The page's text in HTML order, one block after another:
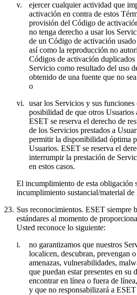
v.
ejercer cualquier actividad que
activación en contra de estos
provisión del Código de
no tenga derecho a usar los
de un Código de activación
así como la reproducción no
Códigos de activación duplicados
Servicio como resultado del uso
obtenido de una fuente que no
o
vi. usar los Servicios y sus
posibilidad de que otros Usuarios
ESET se reserva el derecho de
de los Servicios prestados a
permitir la disponibilidad óptima
Usuarios. ESET se reserva el
interrumpir la prestación de
en estos casos.
El incumplimiento de esta obligación
incumplimiento sustancial/material de
23. Sus reconocimientos. ESET siempre
estándares al momento de
Usted reconoce lo siguiente:
i.
no garantizamos que nuestros
localicen, descubran, prevengan
amenazas, vulnerabilidades,
que puedan estar presentes en su
encontrar en línea o fuera de
y que no responsabilizará a